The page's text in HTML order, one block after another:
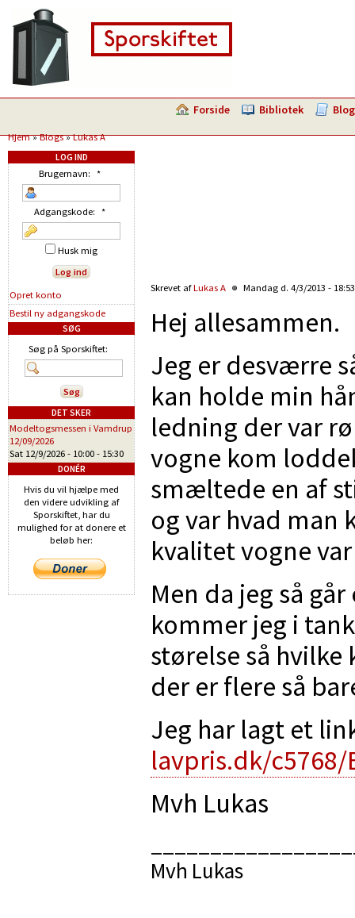
Forside Bibliotek Blog
Hjem»Blogs»Lukas A
Skrevet afLukas A Mandag d. 4/3/2013 -
Hej allesammen.
Jeg er desværre
kan holde min
ledning der var
vogne kom
smæltede en af
og var hvad man
kvalitet vogne
Men da jeg så
kommer jeg i
størelse så hvilke
der er flere så
Jeg har lagt et
lavpris.dk/
Mvh Lukas
Mvh Lukas
LOG IND
Brugernavn: *
Adgangskode: *
Husk mig
Opret konto
Bestil ny adgangskode
SØG
Søg på Sporskiftet:
DET SKER
Modeltogsmessen i Vamdrup
12/09/2026
Sat 12/9/2026 - 10:00 - 15:30
DONÉR
Hvis du vil hjælpe med
den videre udvikling af
Sporskiftet, har du
mulighed for at donere et
beløb her: